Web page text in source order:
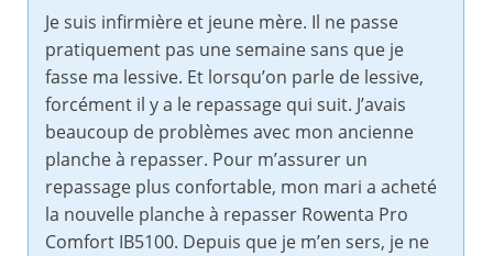
Je suis infirmière et jeune mère. Il ne passe
pratiquement pas une semaine sans que je
fasse ma lessive. Et lorsqu’on parle de lessive,
forcément il y a le repassage qui suit. J’avais
beaucoup de problèmes avec mon ancienne
planche à repasser. Pour m’assurer un
repassage plus confortable, mon mari a acheté
la nouvelle planche à repasser Rowenta Pro
Comfort IB5100. Depuis que je m’en sers, je ne